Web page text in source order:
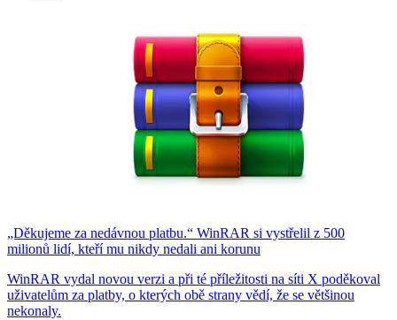
„Děkujeme za nedávnou platbu.“ WinRAR si vystřelil z 500
milionů lidí, kteří mu nikdy nedali ani korunu
WinRAR vydal novou verzi a při té příležitosti na síti X poděkoval
uživatelům za platby, o kterých obě strany vědí, že se většinou
nekonaly.